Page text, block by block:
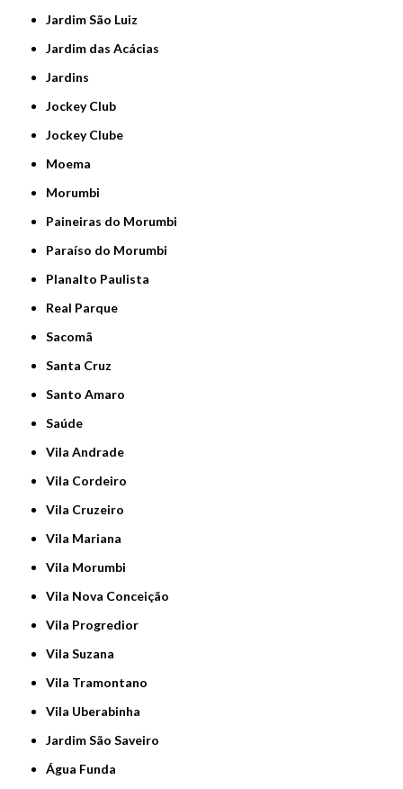
Jardim São Luiz
Jardim das Acácias
Jardins
Jockey Club
Jockey Clube
Moema
Morumbi
Paineiras do Morumbi
Paraíso do Morumbi
Planalto Paulista
Real Parque
Sacomã
Santa Cruz
Santo Amaro
Saúde
Vila Andrade
Vila Cordeiro
Vila Cruzeiro
Vila Mariana
Vila Morumbi
Vila Nova Conceição
Vila Progredior
Vila Suzana
Vila Tramontano
Vila Uberabinha
jardim São Saveiro
Água Funda